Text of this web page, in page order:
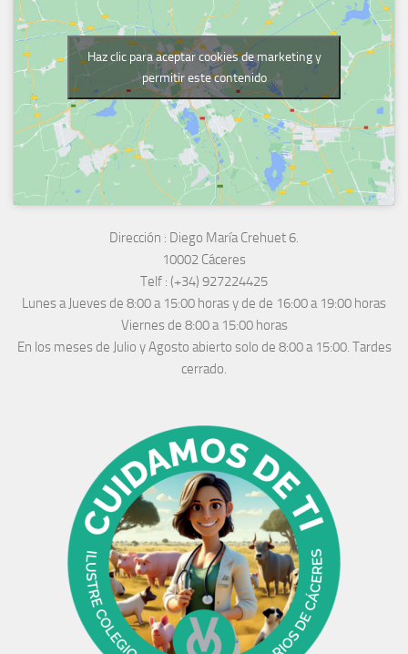
Haz clic para aceptar cookies de marketing y
permitir este contenido
Dirección : Diego María Crehuet 6.
10002 Cáceres
Telf : (+34) 927224425
Lunes a Jueves de 8:00 a 15:00 horas y de de 16:00 a 19:00 horas
Viernes de 8:00 a 15:00 horas
En los meses de Julio y Agosto abierto solo de 8:00 a 15:00. Tardes
cerrado.